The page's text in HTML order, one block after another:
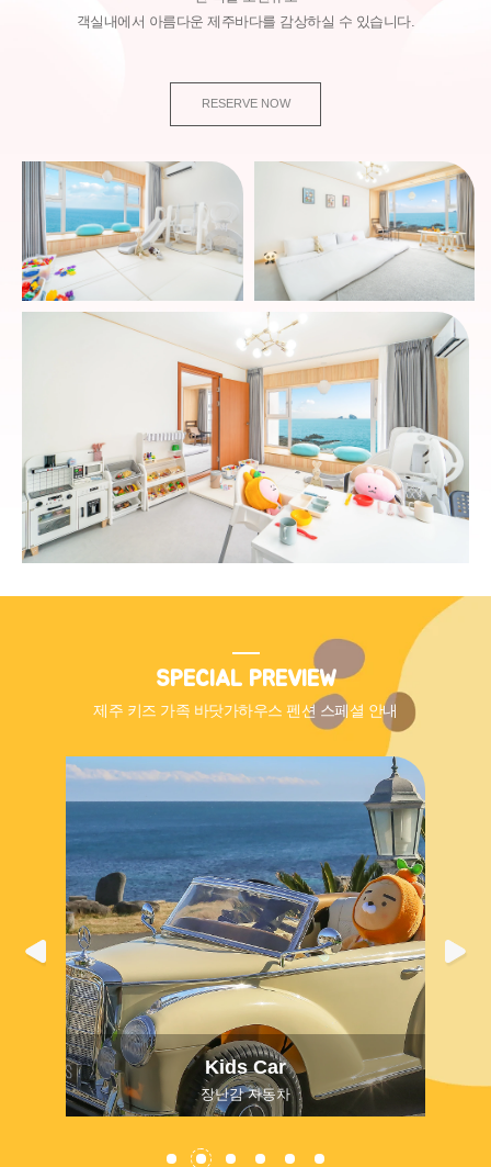
객실내에서 아름다운 제주바다를 감상하실 수 있습니다.
RESERVE NOW
SPECIAL PREVIEW
제주 키즈 가족 바닷가하우스 펜션 스페셜 안내
Kids Car
장난감 자동차